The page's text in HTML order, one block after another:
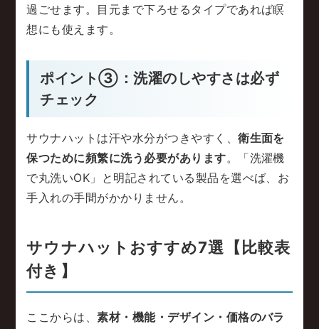
過ごせます。目元まで下ろせるタイプであれば瞑
想にも使えます。
ポイント③：洗濯のしやすさは必ず
チェック
サウナハットは汗や水分がつきやすく、衛生面を
保つために頻繁に洗う必要があります。「洗濯機
で丸洗いOK」と明記されている製品を選べば、お
手入れの手間がかかりません。
サウナハットおすすめ7選【比較表
付き】
ここからは、素材・機能・デザイン・価格のバラ